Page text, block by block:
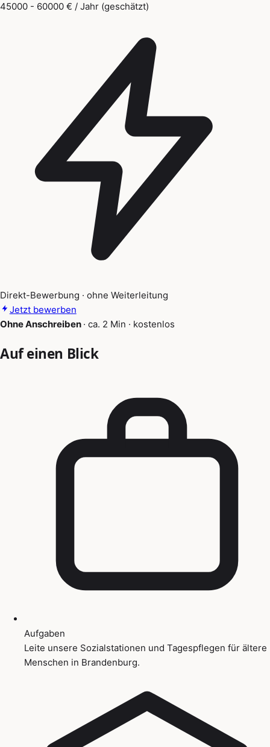
45000 - 60000 € / Jahr (geschätzt)
Direkt-Bewerbung · ohne Weiterleitung
Jetzt bewerben
Ohne Anschreiben · ca. 2 Min · kostenlos
Auf einen Blick
Aufgaben
Leite unsere Sozialstationen und Tagespflegen für ältere
Menschen in Brandenburg.